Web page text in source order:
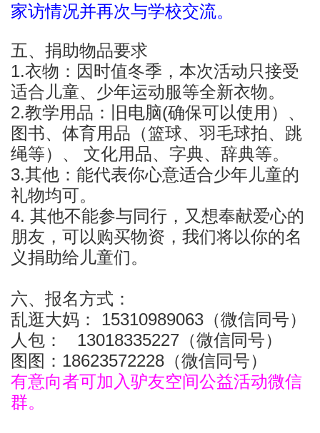
家访情况并再次与学校交流。
五、捐助物品要求
1.衣物：因时值冬季，本次活动只接受
适合儿童、少年运动服等全新衣物。
2.教学用品：旧电脑(确保可以使用）、
图书、体育用品（篮球、羽毛球拍、跳
绳等）、
文化用品、字典、辞典等。
3.其他：能代表你心意适合少年儿童的
礼物均可。
4. 其他不能参与同行，又想奉献爱心的
朋友，可以购买物资，我们将以你的名
义捐助给儿童们。
六、报名方式：
乱逛大妈： 15310989063（微信同号）
人包： 13018335227（微信同号）
图图：18623572228（微信同号）
有意向者可加入驴友空间公益活动微信
群。